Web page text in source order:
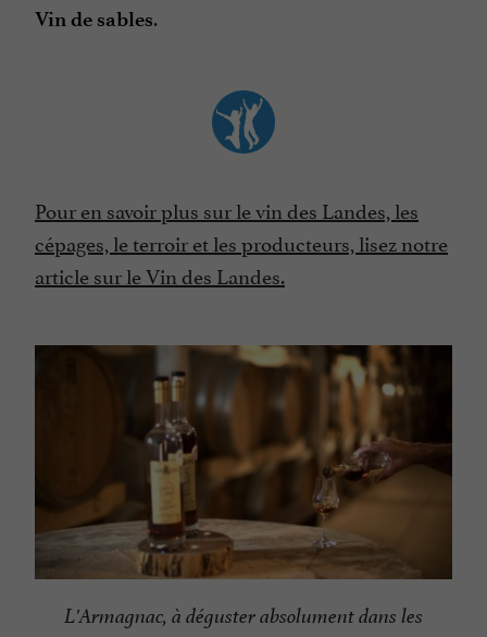
Vin de sables.
Pour en savoir plus sur le vin des Landes, les
cépages, le terroir et les producteurs, lisez notre
article sur le Vin des Landes.
L'Armagnac, à déguster absolument dans les